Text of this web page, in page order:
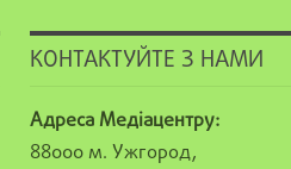
КОНТАКТУЙТЕ З НАМИ
Адреса Медіацентру:
88000 м. Ужгород,